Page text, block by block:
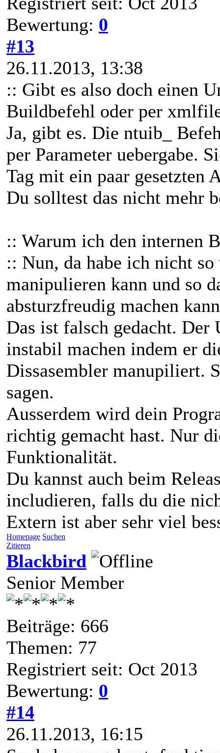
Bewertung: 0
#13
26.11.2013, 13:38
:: Gibt es also doch einen
Buildbefehl oder per
Ja, gibt es. Die ntuib_
per Parameter uebergabe.
Tag mit ein paar gesetzten
Du solltest das nicht mehr
:: Warum ich den internen
:: Nun, da habe ich nicht
manipulieren kann und so
absturzfreudig machen
Das ist falsch gedacht. Der
instabil machen indem er
Dissasembler manupiliert.
sagen.
Ausserdem wird dein
richtig gemacht hast. Nur
Funktionalität.
Du kannst auch beim
includieren, falls du die
Extern ist aber sehr viel
Homepage Suchen
Zitieren
Blackbird
Senior Member
Beiträge: 666
Themen: 77
Registriert seit: Oct 2013
Bewertung: 0
#14
26.11.2013, 16:15